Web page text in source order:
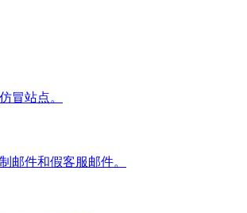
冒站点。
邮件和假客服邮件。